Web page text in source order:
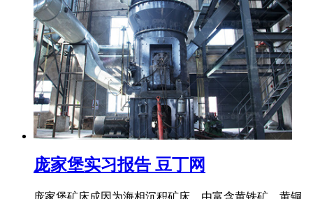
庞家堡实习报告 豆丁网
庞家堡矿床成因为海相沉积矿床。由富含黄铁矿、黄铜